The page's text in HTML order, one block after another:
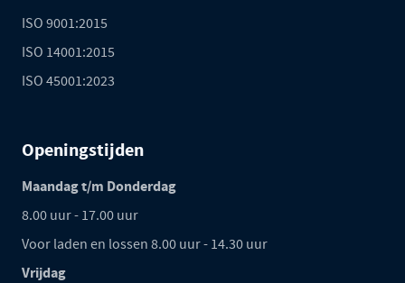
ISO 9001:2015
ISO 14001:2015
ISO 45001:2023
Openingstijden
Maandag t/m Donderdag
8.00 uur - 17.00 uur
Voor laden en lossen 8.00 uur - 14.30 uur
Vrijdag